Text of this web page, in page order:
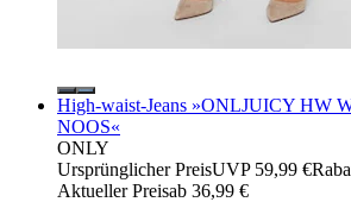
High-waist-Jeans »ONLJUICY HW
NOOS«
ONLY
Ursprünglicher PreisUVP 59,99 €
Aktueller Preisab 36,99 €